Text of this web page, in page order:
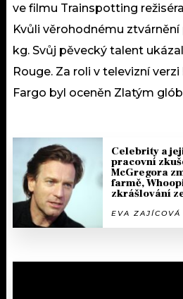
ve filmu Trainspotting
Kvůli věrohodnému ztvárnění
kg. Svůj pěvecký talent
Rouge. Za roli v televizní
Fargo byl oceněn Zlatým
Celebrity a
pracovní
McGregora
farmě,
zkrášlování
EVA